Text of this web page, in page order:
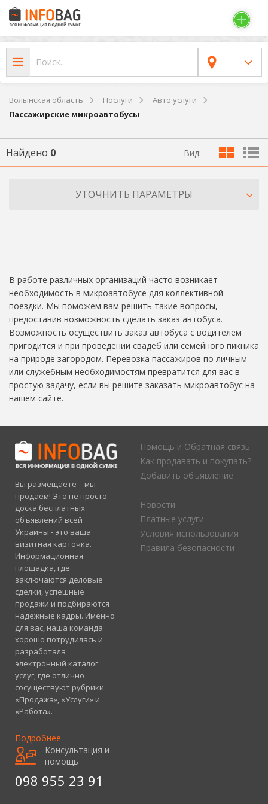
Волынская область Послуги
Авто услуги
Пассажирские микроавтобусы
Найдено 0 Вид:
УТОЧНИТЬ ПАРАМЕТРЫ
В работе различных организаций часто возникает
необходимость в микроавтобусе для коллективной
поездки. Мы поможем вам решить такие вопросы,
предоставив возможность сделать заказ автобуса.
Возможность осуществить заказ автобуса с водителем
пригодится и при проведении свадеб или семейного пикника
на природе загородом. Перевозка пассажиров по личным
или служебным необходимостям превратится для вас в
простую задачу, если вы решите заказать микроавтобус на
нашем сайте.
Вы размещаете – мы
продаем! Это не просто
доска бесплатных
объявлений всей
Украины - это ваша
визитная карточка.
Информационная
площадка, где
заключаются деловые
сделки, успешные
продажи и подбираются
надежные кадры. Именно
для вас, наша команда
хорошо потрудилась и
разработала
электронный каталог
услуг, где отлично
сосуществуют рубрики
«Продажа», «Услуги» и
«Работа».
Подробнее
Помощь и Обратная связь
Как продавать и покупать?
Добавить объявление
Новости
Платные услуги
Условия использования
Правила безопасности
Консультация и
помощь
098 955 23 91